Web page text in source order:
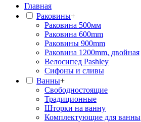
Главная
Раковины+
Раковина 500мм
Раковина 600mm
Раковины 900mm
Раковина 1200mm, двойная
Велосипед Pashley
Сифоны и сливы
Ванны+
Свободностоящие
Традиционные
Шторки на ванну
Комплектующие для ванны